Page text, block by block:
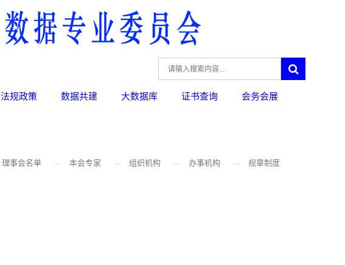
法规政策 数据共建 大数据库 证书查询 会务会展
理事会名单 本会专家 组织机构 办事机构 规章制度